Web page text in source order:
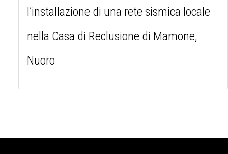
l’installazione di una rete sismica locale
nella Casa di Reclusione di Mamone,
Nuoro